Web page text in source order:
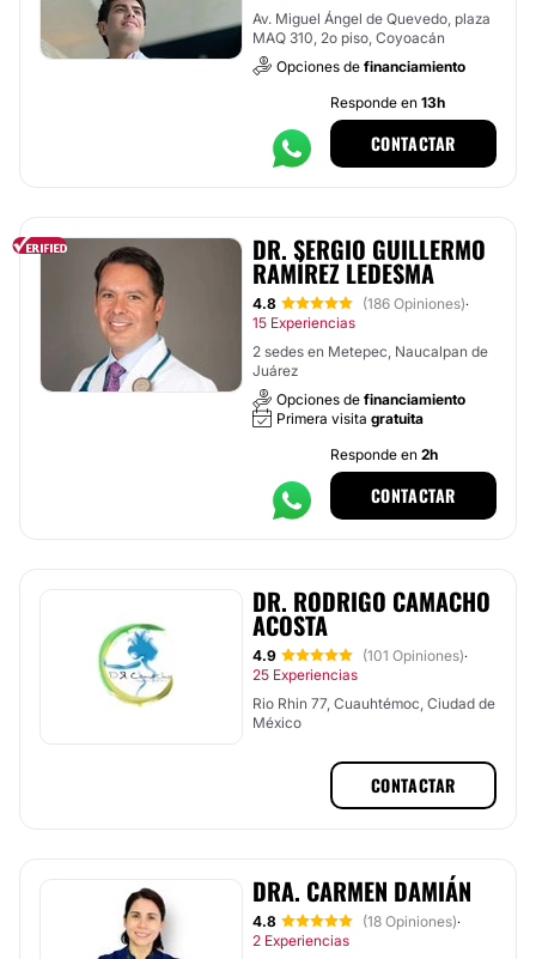
Av. Miguel Ángel de Quevedo, plaza
MAQ 310, 2o piso, Coyoacán
Opciones de financiamiento
Responde en 13h
CONTACTAR
DR. SERGIO GUILLERMO
RAMÍREZ LEDESMA
4.8 (186 Opiniones)·
15 Experiencias
2 sedes en Metepec, Naucalpan de
Juárez
Opciones de financiamiento
Primera visita gratuita
Responde en 2h
CONTACTAR
DR. RODRIGO CAMACHO
ACOSTA
4.9 (101 Opiniones)·
25 Experiencias
Rio Rhin 77, Cuauhtémoc, Ciudad de
México
CONTACTAR
DRA. CARMEN DAMIÁN
4.8 (18 Opiniones)·
2 Experiencias